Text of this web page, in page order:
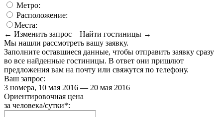
Метро:
Расположение:
Места:
← Изменить запрос
Найти гостиницы →
Мы нашли рассмотреть вашу заявку.
Заполните оставшиеся данные, чтобы отправить заявку сразу
во все найденные гостиницы. В ответ они пришлют
предложения вам на почту или свяжутся по телефону.
Ваш запрос:
3 номера, 10 мая 2016 — 20 мая 2016
Ориентировочная цена
за человека/сутки*: